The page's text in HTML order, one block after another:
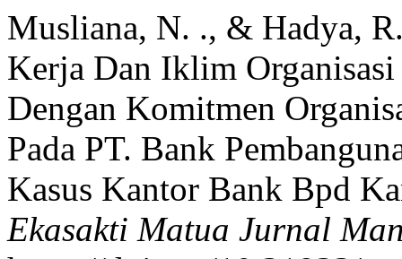
Musliana, N. ., & Hadya,
Kerja Dan Iklim Organisasi
Dengan Komitmen
Pada PT. Bank
Kasus Kantor Bank Bpd
Ekasakti Matua Jurnal